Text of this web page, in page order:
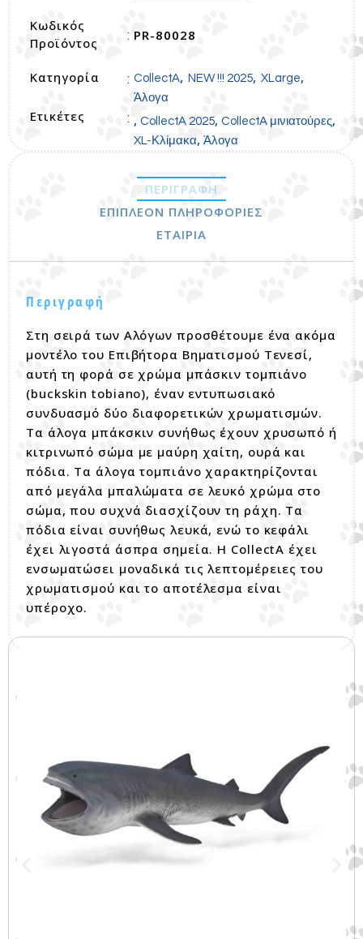
Κωδικός
Προϊόντος
: PR-80028
Κατηγορία : CollectA, NEW !!! 2025, XLarge,
Άλογα
Ετικέτες : , CollectA 2025, CollectA μινιατούρες,
XL-Κλίμακα, Άλογα
ΠΕΡΙΓΡΑΦΉ
ΕΠΙΠΛΈΟΝ ΠΛΗΡΟΦΟΡΊΕΣ
ΕΤΑΙΡΊΑ
Περιγραφή
Στη σειρά των Αλόγων προσθέτουμε ένα ακόμα
μοντέλο του Επιβήτορα Βηματισμού Τενεσί,
αυτή τη φορά σε χρώμα μπάσκιν τομπιάνο
(buckskin tobiano), έναν εντυπωσιακό
συνδυασμό δύο διαφορετικών χρωματισμών.
Τα άλογα μπάκσκιν συνήθως έχουν χρυσωπό ή
κιτρινωπό σώμα με μαύρη χαίτη, ουρά και
πόδια. Τα άλογα τομπιάνο χαρακτηρίζονται
από μεγάλα μπαλώματα σε λευκό χρώμα στο
σώμα, που συχνά διασχίζουν τη ράχη. Τα
πόδια είναι συνήθως λευκά, ενώ το κεφάλι
έχει λιγοστά άσπρα σημεία. Η CollectA έχει
ενσωματώσει μοναδικά τις λεπτομέρειες του
χρωματισμού και το αποτέλεσμα είναι
υπέροχο.